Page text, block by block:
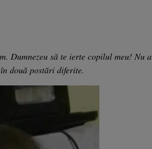
Dumnezeu să te ierte copilul meu! Nu a
două postări diferite.